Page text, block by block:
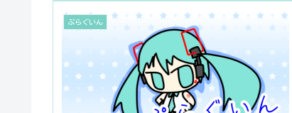
ぷらぐいん